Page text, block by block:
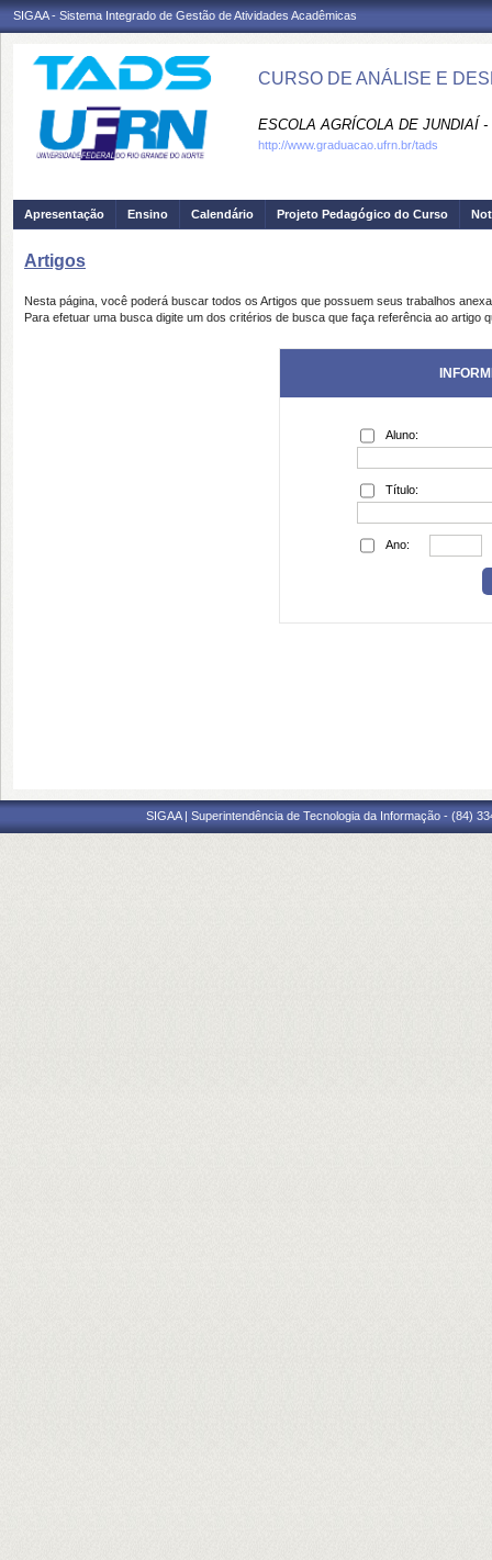
SIGAA - Sistema Integrado de Gestão de Atividades Acadêmicas
CURSO DE ANÁLISE E
ESCOLA AGRÍCOLA DE JUNDIAÍ -
http://www.graduacao.ufrn.br/tads
Apresentação Ensino Calendário Projeto Pedagógico do Curso
Artigos
Nesta página, você poderá buscar todos os Artigos que possuem seus trabalhos
Para efetuar uma busca digite um dos critérios de busca que faça referência ao artigo
Aluno:
Título:
Ano:
SIGAA | Superintendência de Tecnologia da Informação - (84)